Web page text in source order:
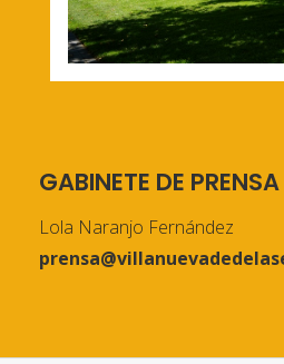
GABINETE DE PRENSA
Lola Naranjo Fernández